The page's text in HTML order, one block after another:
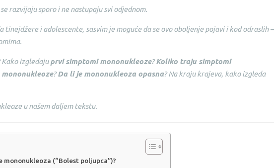
razvijaju sporo i ne nastupaju svi odjednom.
tinejdžere i adolescente, sasvim je moguće da se ovo oboljenje pojavi i kod odraslih –
Kako izgledajuprvi simptomi mononukleoze?Koliko traju simptomi
mononukleoze?Da li je mononukleoza opasna? Na kraju krajeva, kako izgleda
u našem daljem tekstu.
mononukleoza (“Bolest poljupca”)?